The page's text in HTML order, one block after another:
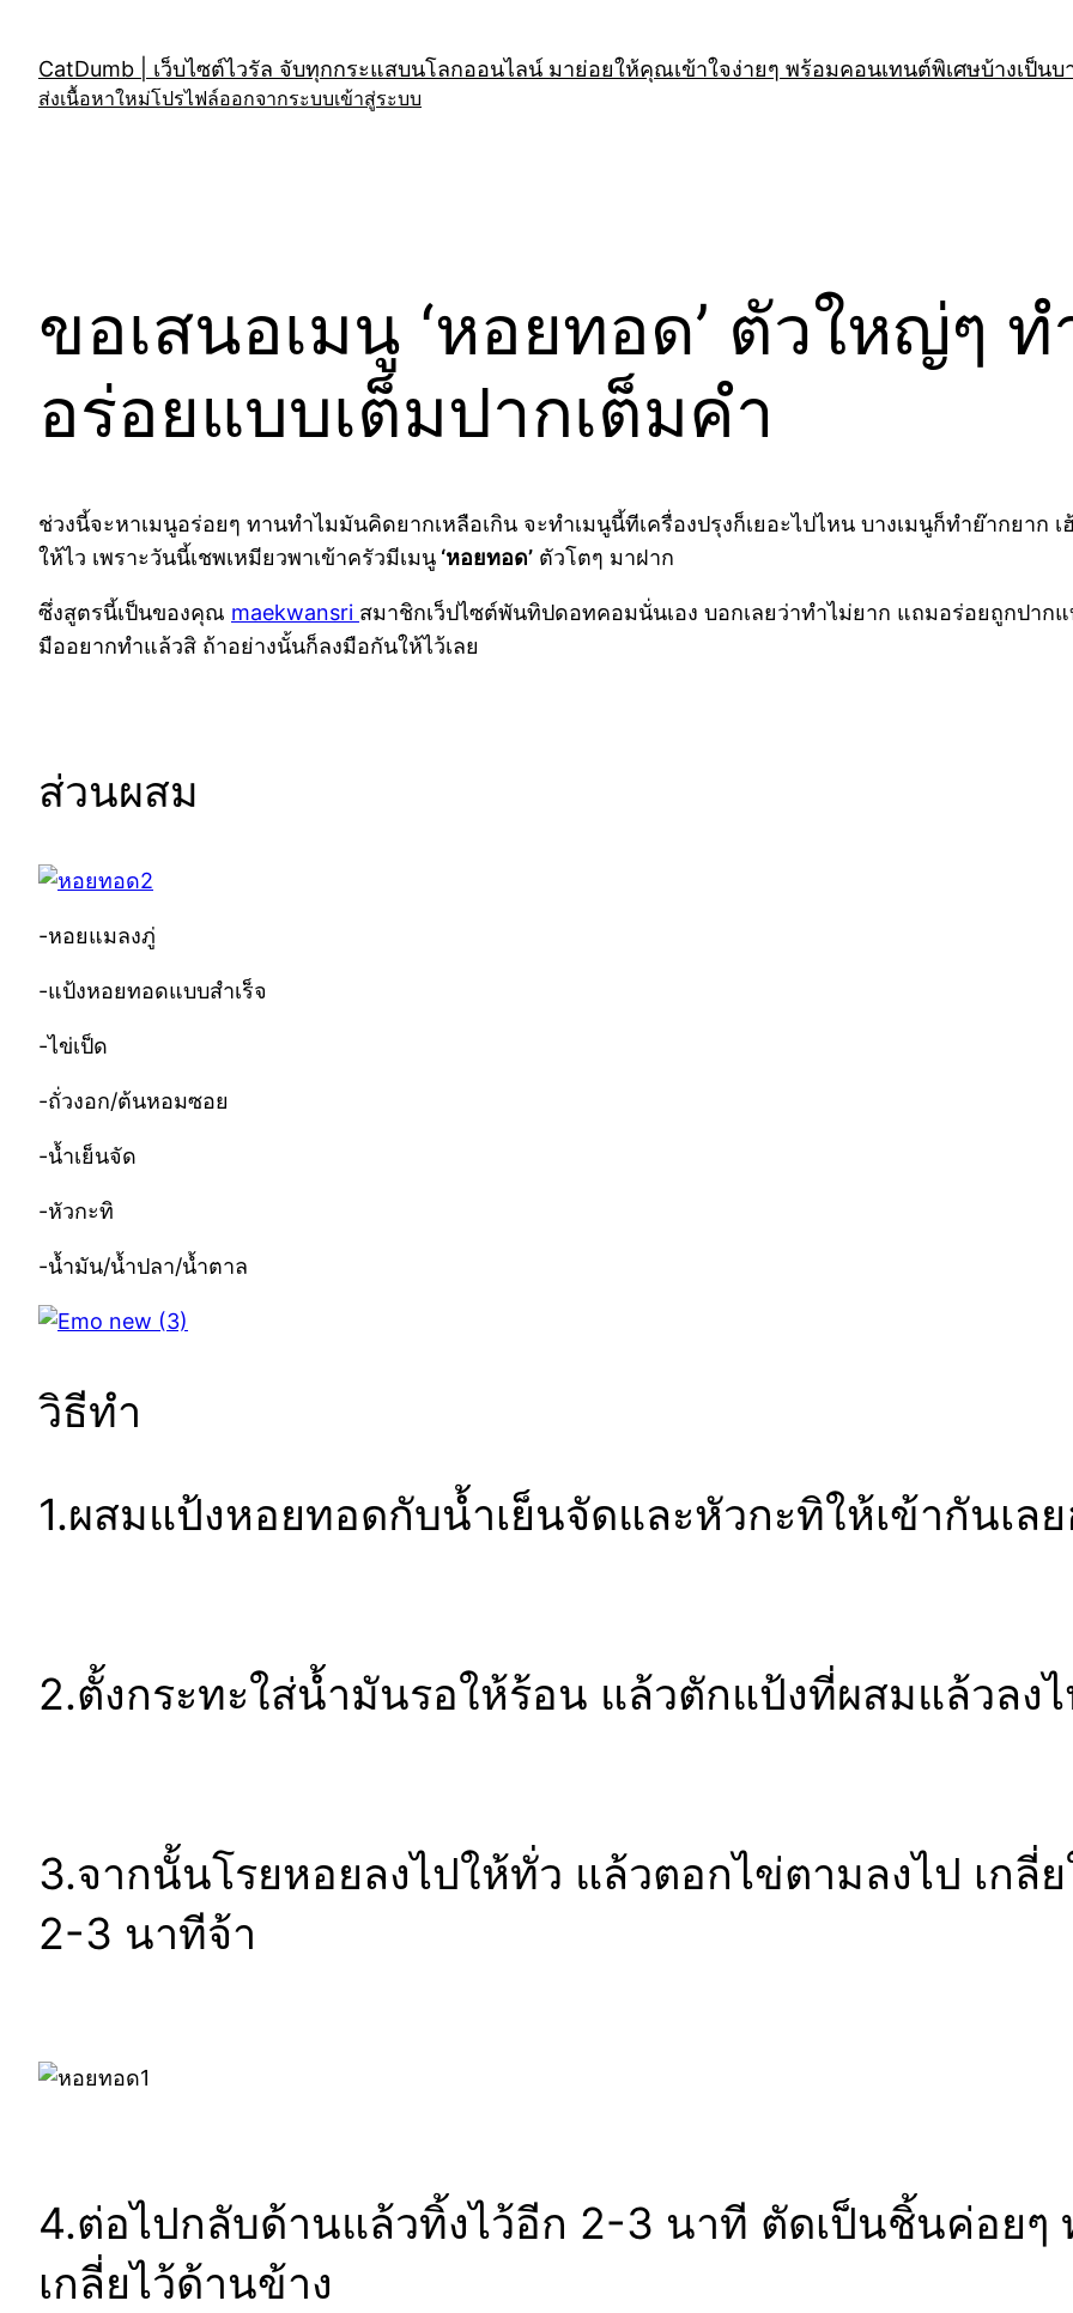
content
CatDumb | เว็บไซต์ไวรัล จับทุกกระแสบนโลกออนไลน์ มาย่อยให้คุณเข้าใจง่ายๆ พร้อมคอนเทนต์พิเศษบ้างเป็นบ
ส่งเนื้อหาใหม่โปรไฟล์ออกจากระบบเข้าสู่ระบบ
ขอเสนอเมนู ‘หอยทอด’ ตัวใหญ่ๆ ท
อร่อยแบบเต็มปากเต็มคำ
ช่วงนี้จะหาเมนูอร่อยๆ ทานทำไมมันคิดยากเหลือเกิน จะทำเมนูนี้ทีเครื่องปรุงก็เยอะไปไหน บางเมนูก็ทำย๊ากยาก
ให้ไว เพราะวันนี้เชพเหมียวพาเข้าครัวมีเมนู ‘หอยทอด’ ตัวโตๆ มาฝาก
ซึ่งสูตรนี้เป็นของคุณ maekwansri สมาชิกเว็ปไซต์พันทิปดอทคอมนั่นเอง บอกเลยว่าทำไม่ยาก แถมอร่อยถูกปาก
มืออยากทำแล้วสิ ถ้าอย่างนั้นก็ลงมือกันให้ไว้เลย
ส่วนผสม
-หอยแมลงภู่
-แป้งหอยทอดแบบสำเร็จ
-ไข่เป็ด
-ถั่วงอก/ต้นหอมซอย
-น้ำเย็นจัด
-หัวกะทิ
-น้ำมัน/น้ำปลา/น้ำตาล
วิธีทำ
1.ผสมแป้งหอยทอดกับน้ำเย็นจัดและหัวกะทิให้เข้ากันเล
2.ตั้งกระทะใส่น้ำมันรอให้ร้อน แล้วตักแป้งที่ผสมแล้วลง
3.จากนั้นโรยหอยลงไปให้ทั่ว แล้วตอกไข่ตามลงไป เกลี่
2-3 นาทีจ้า
4.ต่อไปกลับด้านแล้วทิ้งไว้อีก 2-3 นาที ตัดเป็นชิ้นค่อยๆ
เกลี่ยไว้ด้านข้าง